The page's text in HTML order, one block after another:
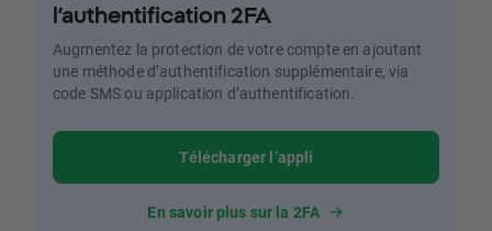
l’authentification 2FA
Augmentez la protection de votre compte en ajoutant
une méthode d’authentification supplémentaire, via
code SMS ou application d’authentification.
Télécharger l’appli
En savoir plus sur la 2FA